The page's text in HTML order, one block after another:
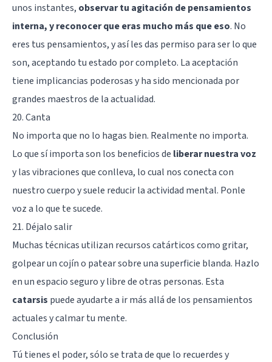
unos instantes, observar tu agitación de pensamientos
interna, y reconocer que eras mucho más que eso. No
eres tus pensamientos, y así les das permiso para ser lo que
son, aceptando tu estado por completo. La aceptación
tiene implicancias poderosas y ha sido mencionada por
grandes maestros de la actualidad.
20. Canta
No importa que no lo hagas bien. Realmente no importa.
Lo que sí importa son los beneficios de liberar nuestra voz
y las vibraciones que conlleva, lo cual nos conecta con
nuestro cuerpo y suele reducir la actividad mental. Ponle
voz a lo que te sucede.
21. Déjalo salir
Muchas técnicas utilizan recursos catárticos como gritar,
golpear un cojín o patear sobre una superficie blanda. Hazlo
en un espacio seguro y libre de otras personas. Esta
catarsis puede ayudarte a ir más allá de los pensamientos
actuales y calmar tu mente.
Conclusión
Tú tienes el poder, sólo se trata de que lo recuerdes y